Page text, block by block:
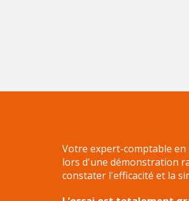
Votre expert-comptable
lors d'une démonstration
constater l'efficacité et la